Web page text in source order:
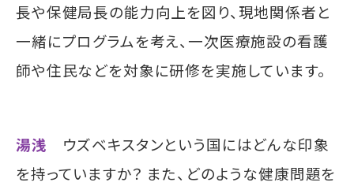
長や保健局長の能力向上を図り、現地関係者と
一緒にプログラムを考え、一次医療施設の看護
師や住民などを対象に研修を実施しています。
湯浅 ウズベキスタンという国にはどんな印象
を持っていますか？ また、どのような健康問題を